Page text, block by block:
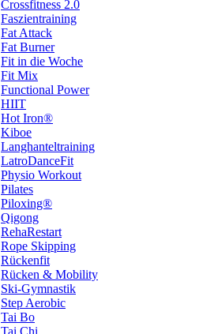
Crossfitness 2.0
Faszientraining
Fat Attack
Fat Burner
Fit in die Woche
Fit Mix
Functional Power
HIIT
Hot Iron®
Kiboe
Langhanteltraining
LatroDanceFit
Physio Workout
Pilates
Piloxing®
Qigong
RehaRestart
Rope Skipping
Rückenfit
Rücken & Mobility
Ski-Gymnastik
Step Aerobic
Tai Bo
Tai Chi